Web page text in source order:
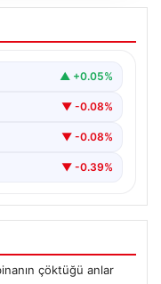
Navigasyon
ışığında önemli
navigasyon…
▲ +0.05%
▼ -0.08%
▼ -0.08%
▼ -0.39%
çöktüğü anlar